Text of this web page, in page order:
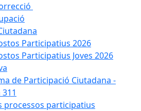
Participatius 2026
Participatius Joves 2026
de Participació Ciutadana -
processos participatius